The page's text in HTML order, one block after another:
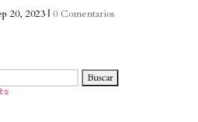
20, 2023| 0 Comentarios